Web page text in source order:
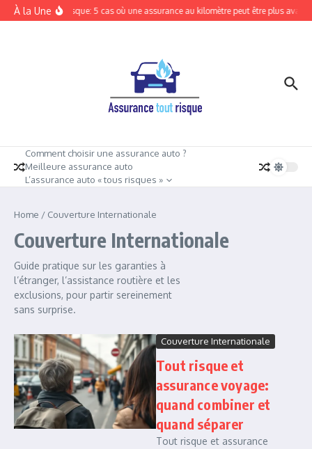
Aller au contenu
À la UneTout risque: 5 cas où une assurance au kilomètre peut être plus
Comment choisir une assurance auto ?
Meilleure assurance auto
L’assurance auto « tous risques »
Home / Couverture Internationale
Couverture Internationale
Guide pratique sur les garanties à
l’étranger, l’assistance routière et les
exclusions, pour partir sereinement
sans surprise.
Couverture Internationale
Tout risque et
assurance voyage:
quand combiner et
quand séparer
Tout risque et assurance